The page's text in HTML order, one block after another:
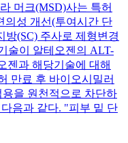
머크(MSD)사는 특허
의성 개선(투여시간 단
방(SC) 주사로 제형변경
술이 알테오젠의 ALT-
젠과 해당기술에 대해
만료 후 바이오시밀러
을 원천적으로 차단하
음과 같다. "피부 밑 단